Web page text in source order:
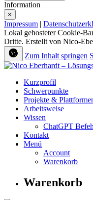
Information
×
Impressum |
Lokal gehosteter Cookie-
Dritte. Erstellt von Nico-
Zum Inhalt springen
Kurzprofil
Schwerpunkte
Projekte &
Arbeitsweise
Wissen
ChatGPT
Kontakt
Menü
Account
Warenkorb
Warenkorb